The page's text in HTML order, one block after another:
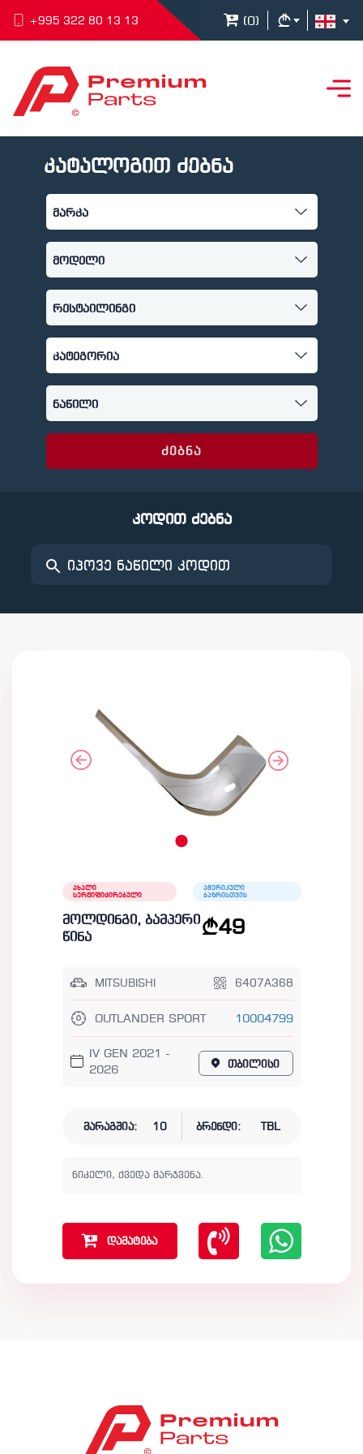
+995 322 80 13 13 (0)
კატალოგით ძებნა
ძებნა
კოდით ძებნა
ახალი
სერტიფიცირებული
ამერიკული
ბაზრისთვის
მოლდინგი, ბამპერი
წინა
49
MITSUBISHI 6407A368
OUTLANDER SPORT 10004799
IV GEN 2021 -
2026
თბილისი
მარაგშია: 10 ბრენდი: TBL
ნიკელი, ქვედა მარჯვენა.
დამატება